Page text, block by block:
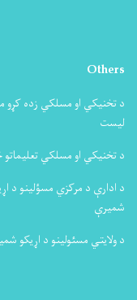
Others
د تخنیکي او مسلکي زده کړو
لیست
د تخنیکي او مسلکي
د ادارې د مرکزي مسؤلینو د
شمیرې
د ولایتي مسئولینو د اړیکو